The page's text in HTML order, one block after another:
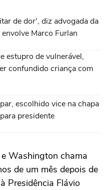
de dor', diz advogada da
Marco Furlan
estupro de vulnerável,
confundido criança com
escolhido vice na chapa
presidente
Washington chama
de um mês depois de
Presidência Flávio